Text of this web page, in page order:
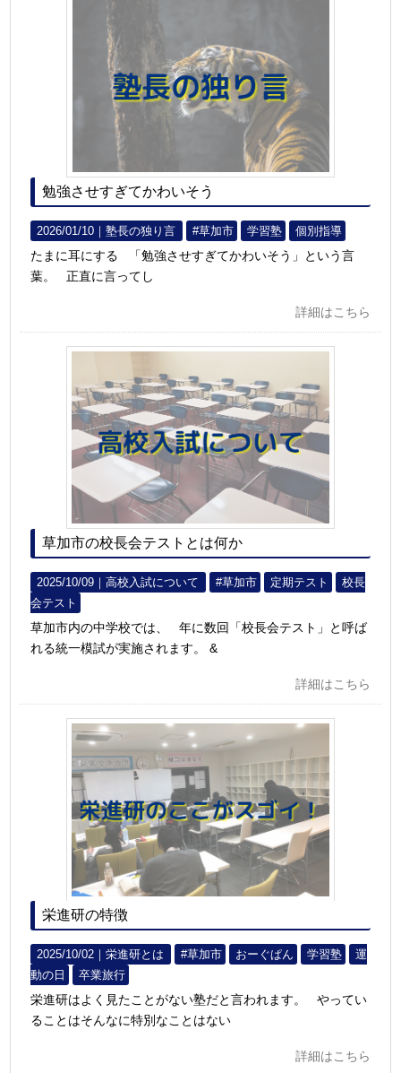
勉強させすぎてかわいそう
2026/01/10｜塾長の独り言 #草加市 学習塾 個別指導
たまに耳にする 「勉強させすぎてかわいそう」という言
葉。 正直に言ってし
詳細はこちら
草加市の校長会テストとは何か
2025/10/09｜高校入試について #草加市 定期テスト
校長
会テスト
草加市内の中学校では、 年に数回「校長会テスト」と呼ば
れる統一模試が実施されます。 &
詳細はこちら
栄進研の特徴
2025/10/02｜栄進研とは #草加市 おーぐぱん 学習塾
運
動の日
卒業旅行
栄進研はよく見たことがない塾だと言われます。 やってい
ることはそんなに特別なことはない
詳細はこちら